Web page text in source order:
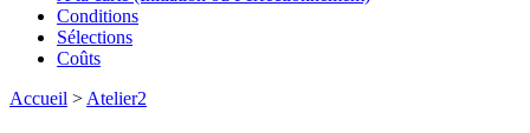
Conditions
Sélections
Coûts
Accueil > Atelier2